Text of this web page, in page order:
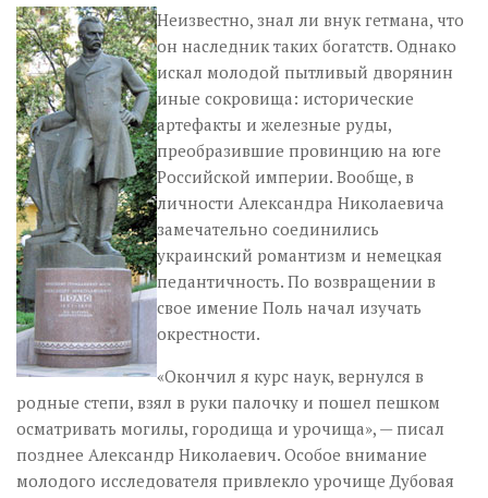
Неизвестно, знал ли внук гетмана, что
он наследник таких богатств. Однако
искал молодой пытливый дворянин
иные сокровища: исторические
артефакты и железные руды,
преобразившие провинцию на юге
Российской империи. Вообще, в
личности Александра Николаевича
замечательно соединились
украинский романтизм и немецкая
педантичность. По возвращении в
свое имение Поль начал изучать
окрестности.
«Окончил я курс наук, вернулся в
родные степи, взял в руки палочку и пошел пешком
осматривать могилы, городища и урочища», — писал
позднее Александр Николаевич. Особое внимание
молодого исследователя привлекло урочище Дубовая